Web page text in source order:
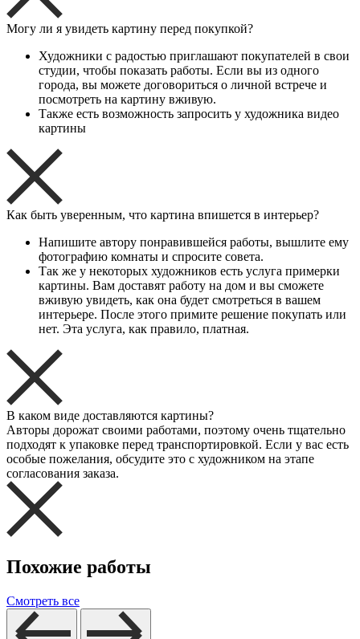
Могу ли я увидеть картину перед покупкой?
Художники с радостью приглашают покупателей в свои
студии, чтобы показать работы. Если вы из одного
города, вы можете договориться о личной встрече и
посмотреть на картину вживую.
Также есть возможность запросить у художника видео
картины
Как быть уверенным, что картина впишется в интерьер?
Напишите автору понравившейся работы, вышлите ему
фотографию комнаты и спросите совета.
Так же у некоторых художников есть услуга примерки
картины. Вам доставят работу на дом и вы сможете
вживую увидеть, как она будет смотреться в вашем
интерьере. После этого примите решение покупать или
нет. Эта услуга, как правило, платная.
В каком виде доставляются картины?
Авторы дорожат своими работами, поэтому очень тщательно
подходят к упаковке перед транспортировкой. Если у вас есть
особые пожелания, обсудите это с художником на этапе
согласования заказа.
Похожие работы
Смотреть все